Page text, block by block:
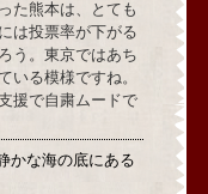
た熊本は、とても
は投票率が下がる
う。東京ではあち
いる模様ですね。
援で自粛ムードで
かな海の底にある